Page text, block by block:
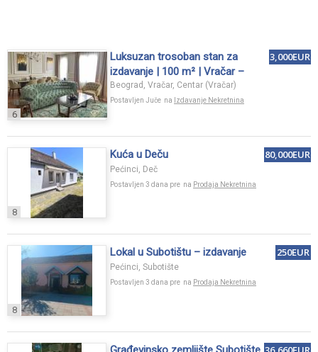
6
Luksuzan trosoban stan za
izdavanje | 100 m² | Vračar –
Cara Nikolaja
Beograd, Vračar, Centar (Vračar)
Postavljen Juče na Izdavanje Nekretnina
3,000EUR
8
Kuća u Deču
Pećinci, Deč
Postavljen 3 dana pre na Prodaja Nekretnina
80,000EUR
8
Lokal u Subotištu – izdavanje
Pećinci, Subotište
Postavljen 3 dana pre na Prodaja Nekretnina
250EUR